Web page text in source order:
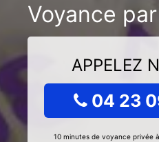
Voyance
APPELEZ
04 23
10 minutes de voyance privée